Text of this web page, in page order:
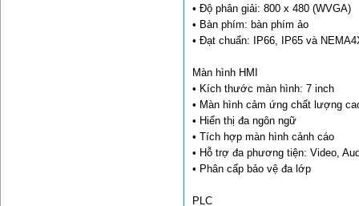
• Độ phân giải: 800 x 480 (WVGA)
• Bàn phím: bàn phím ảo
• Đạt chuẩn: IP66, IP65 và
Màn hình HMI
• Kích thước màn hình: 7 inch
• Màn hình cảm ứng chất lượng
• Hiển thị đa ngôn ngữ
• Tích hợp màn hình cảnh cáo
• Hỗ trợ đa phương tiện: Video,
• Phân cấp bảo vệ đa lớp
PLC